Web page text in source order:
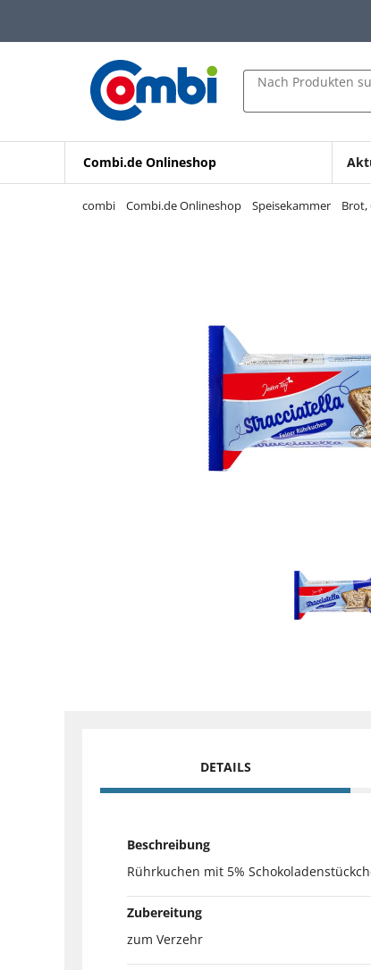
Zur Navigation springen
Zur Suche springen
Nach Produkten
Combi.de Onlineshop
combi Combi.de Onlineshop Speisekammer Brot,
DETAILS
Beschreibung
Rührkuchen mit 5%
Zubereitung
zum Verzehr